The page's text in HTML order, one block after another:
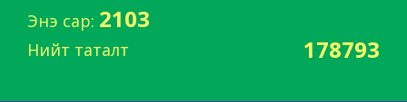
Энэ сар: 2103
Нийт таталт 178793